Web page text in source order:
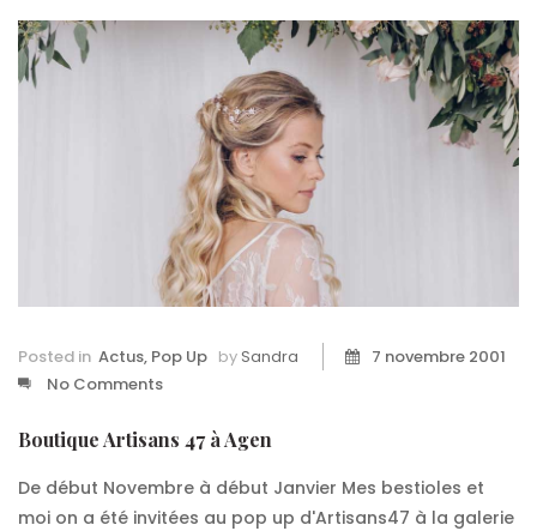
Posted in Actus, Pop Up by Sandra
7 novembre 2001
No Comments
Boutique Artisans 47 à Agen
De début Novembre à début Janvier Mes bestioles et
moi on a été invitées au pop up d'Artisans47 à la galerie